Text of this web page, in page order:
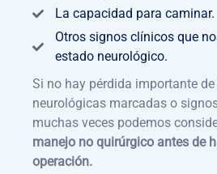
La capacidad para caminar.
Otros signos clínicos que
estado neurológico.
Si no hay pérdida importante
neurológicas marcadas o
muchas veces podemos
manejo no quirúrgico antes de
operación.